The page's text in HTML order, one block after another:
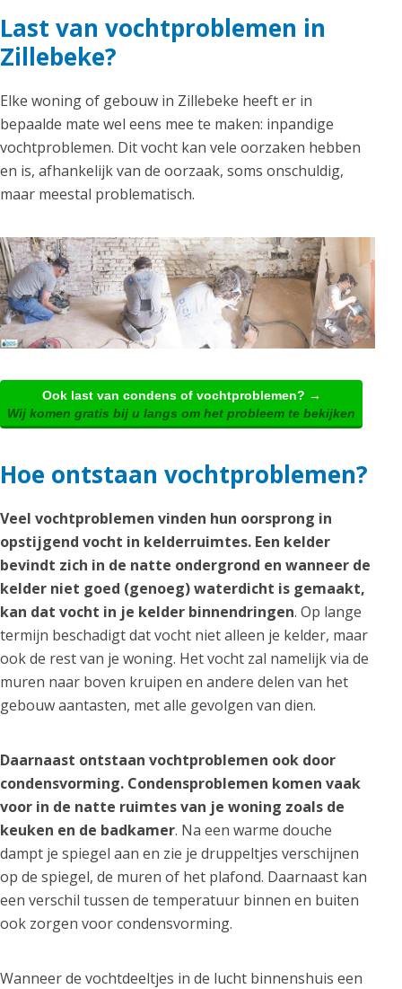
Last van vochtproblemen in
Zillebeke?
Elke woning of gebouw in Zillebeke heeft er in
bepaalde mate wel eens mee te maken: inpandige
vochtproblemen. Dit vocht kan vele oorzaken hebben
en is, afhankelijk van de oorzaak, soms onschuldig,
maar meestal problematisch.
Ook last van condens of vochtproblemen? →
Wij komen gratis bij u langs om het probleem te bekijken
Hoe ontstaan vochtproblemen?
Veel vochtproblemen vinden hun oorsprong in
opstijgend vocht in kelderruimtes. Een kelder
bevindt zich in de natte ondergrond en wanneer de
kelder niet goed (genoeg) waterdicht is gemaakt,
kan dat vocht in je kelder binnendringen. Op lange
termijn beschadigt dat vocht niet alleen je kelder, maar
ook de rest van je woning. Het vocht zal namelijk via de
muren naar boven kruipen en andere delen van het
gebouw aantasten, met alle gevolgen van dien.
Daarnaast ontstaan vochtproblemen ook door
condensvorming. Condensproblemen komen vaak
voor in de natte ruimtes van je woning zoals de
keuken en de badkamer. Na een warme douche
dampt je spiegel aan en zie je druppeltjes verschijnen
op de spiegel, de muren of het plafond. Daarnaast kan
een verschil tussen de temperatuur binnen en buiten
ook zorgen voor condensvorming.
Wanneer de vochtdeeltjes in de lucht binnenshuis een